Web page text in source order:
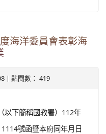
海洋委員會表彰海
| 點閱數： 419
以下簡稱國教署）112年
號函暨本府同年月日